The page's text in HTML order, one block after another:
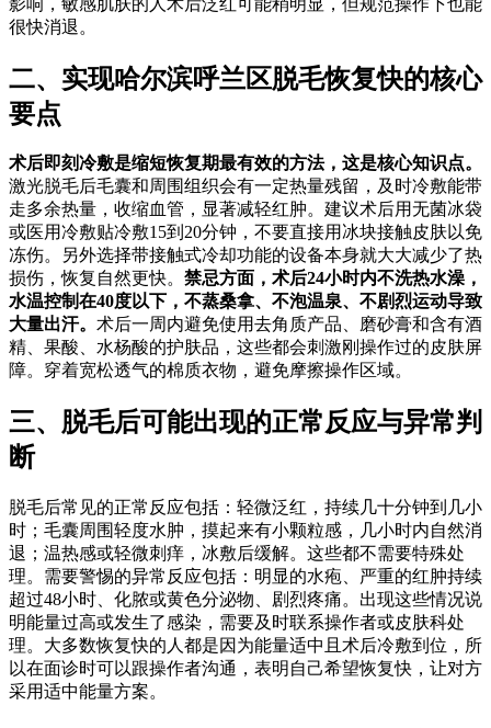
很快消退。
二、实现哈尔滨呼兰区脱毛恢复快的核心
要点
术后即刻冷敷是缩短恢复期最有效的方法，这是核心知识点。
激光脱毛后毛囊和周围组织会有一定热量残留，及时冷敷能带
走多余热量，收缩血管，显著减轻红肿。建议术后用无菌冰袋
或医用冷敷贴冷敷15到20分钟，不要直接用冰块接触皮肤以免
冻伤。另外选择带接触式冷却功能的设备本身就大大减少了热
损伤，恢复自然更快。 禁忌方面，术后24小时内不洗热水澡，
水温控制在40度以下，不蒸桑拿、不泡温泉、不剧烈运动导致
大量出汗。 术后一周内避免使用去角质产品、磨砂膏和含有酒
精、果酸、水杨酸的护肤品，这些都会刺激刚操作过的皮肤屏
障。穿着宽松透气的棉质衣物，避免摩擦操作区域。
三、脱毛后可能出现的正常反应与异常判
断
脱毛后常见的正常反应包括：轻微泛红，持续几十分钟到几小
时；毛囊周围轻度水肿，摸起来有小颗粒感，几小时内自然消
退；温热感或轻微刺痒，冰敷后缓解。这些都不需要特殊处
理。需要警惕的异常反应包括：明显的水疱、严重的红肿持续
超过48小时、化脓或黄色分泌物、剧烈疼痛。出现这些情况说
明能量过高或发生了感染，需要及时联系操作者或皮肤科处
理。大多数恢复快的人都是因为能量适中且术后冷敷到位，所
以在面诊时可以跟操作者沟通，表明自己希望恢复快，让对方
采用适中能量方案。